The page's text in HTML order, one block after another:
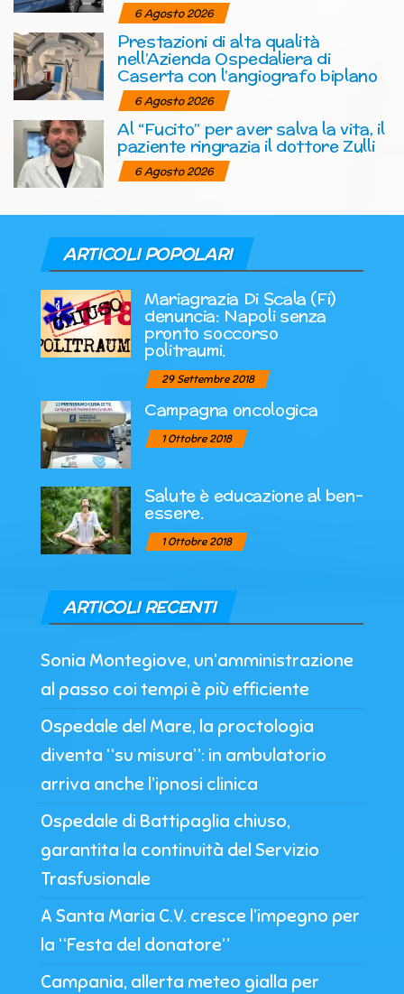
6 Agosto 2026
Prestazioni di alta qualità
nell’Azienda Ospedaliera di
Caserta con l’angiografo biplano
6 Agosto 2026
Al “Fucito” per aver salva la vita, il
paziente ringrazia il dottore Zulli
6 Agosto 2026
ARTICOLI POPOLARI
Mariagrazia Di Scala (Fi)
denuncia: Napoli senza
pronto soccorso
politraumi.
29 Settembre 2018
Campagna oncologica
1 Ottobre 2018
Salute è educazione al ben-
essere.
1 Ottobre 2018
ARTICOLI RECENTI
Sonia Montegiove, un’amministrazione
al passo coi tempi è più efficiente
Ospedale del Mare, la proctologia
diventa “su misura”: in ambulatorio
arriva anche l’ipnosi clinica
Ospedale di Battipaglia chiuso,
garantita la continuità del Servizio
Trasfusionale
A Santa Maria C.V. cresce l’impegno per
la “Festa del donatore”
Campania, allerta meteo gialla per